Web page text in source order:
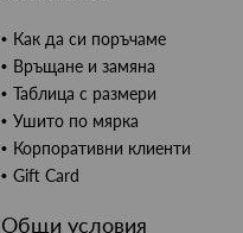
Как да си поръчаме
Връщане и замяна
Таблица с размери
Ушито по мярка
Корпоративни клиенти
Gift Card
Общи условия